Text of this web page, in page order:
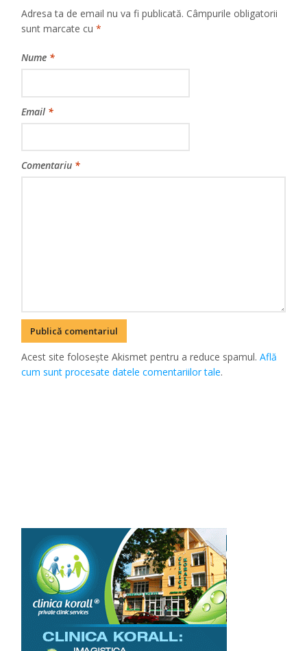
Adresa ta de email nu va fi publicată. Câmpurile obligatorii
sunt marcate cu*
Nume *
Email *
Comentariu *
Acest site folosește Akismet pentru a reduce spamul.Află
cum sunt procesate datele comentariilor tale.